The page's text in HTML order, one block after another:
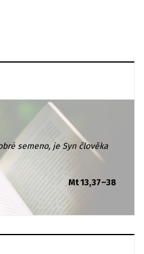
semeno, je Syn člověka
Mt 13,37–38